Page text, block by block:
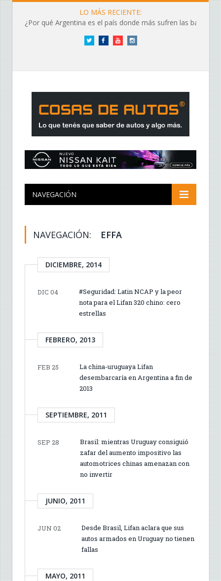
LO MÁS RECIENTE:
¿Por qué Argentina es el país donde más sufren las baterías?
Twitter FacebookYouTubeInstagram
NAVEGACIÓN
NAVEGACIÓN: EFFA
DICIEMBRE, 2014
DIC 04
#Seguridad: Latin NCAP y la peor
nota para el Lifan 320 chino: cero
estrellas
FEBRERO, 2013
FEB 25
La china-uruguaya Lifan
desembarcaría en Argentina a fin de
2013
SEPTIEMBRE, 2011
SEP 28
Brasil: mientras Uruguay consiguió
zafar del aumento impositivo las
automotrices chinas amenazan con
no invertir
JUNIO, 2011
JUN 02
Desde Brasil, Lifan aclara que sus
autos armados en Uruguay no tienen
fallas
MAYO, 2011